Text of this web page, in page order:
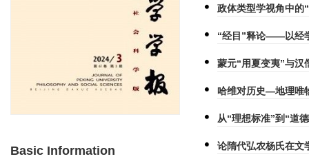
Basic Information
政体类型学视角中的
“经目”释论——以经
蒙元“用夏变夷”与汉
哈维对历史—地理唯
从“理想标准”到“道
论隋代弘农杨氏在文